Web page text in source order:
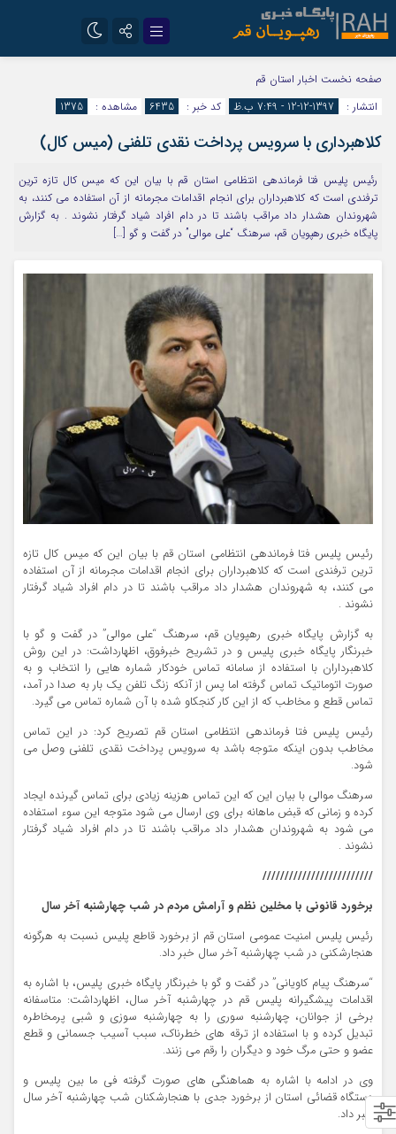
تلگرام
ایتا
صفحه نخست اخبار استان قم
انتشار :
1397-12-12 - 7:49 ب.ظ کد خبر : 6435 مشاهده : 1375
کلاهبرداري با سرويس پرداخت نقدي تلفني (ميس کال)
رئيس پليس فتا فرماندهي انتظامي استان قم با بیان این که ميس کال تازه ترين
ترفندي است که کلاهبرداران براي انجام اقدامات مجرمانه از آن استفاده مي کنند، به
شهروندان هشدار داد مراقب باشند تا در دام افراد شياد گرفتار نشوند . به گزارش
پایگاه خبری رهپویان قم، سرهنگ “علي موالي” در گفت و گو […]
رئيس پليس فتا فرماندهي انتظامي استان قم با بیان این که ميس کال تازه
ترين ترفندي است که کلاهبرداران براي انجام اقدامات مجرمانه از آن استفاده
مي کنند، به شهروندان هشدار داد مراقب باشند تا در دام افراد شياد گرفتار
نشوند .
به گزارش پایگاه خبری رهپویان قم، سرهنگ “علي موالي” در گفت و گو با
خبرنگار پایگاه خبری پلیس و در تشریح خبرفوق، اظهارداشت: در اين روش
کلاهبرداران با استفاده از سامانه تماس خودکار شماره هايي را انتخاب و به
صورت اتوماتيک تماس گرفته اما پس از آنکه زنگ تلفن يک بار به صدا در آمد،
تماس قطع و مخاطب که از اين کار کنجکاو شده با آن شماره تماس مي گيرد.
رئيس پليس فتا فرماندهي انتظامي استان قم تصریح کرد: در این تماس
مخاطب بدون اينکه متوجه باشد به سرويس پرداخت نقدي تلفني وصل مي
شود.
سرهنگ موالی با بیان این که این تماس هزينه زيادي براي تماس گيرنده ايجاد
کرده و زماني که قبض ماهانه براي وي ارسال مي شود متوجه اين سوء استفاده
مي شود به شهروندان هشدار داد مراقب باشند تا در دام افراد شياد گرفتار
نشوند .
/////////////////////////
برخورد قانونی با مخلین نظم و آرامش مردم در شب چهارشنبه آخر سال
رئیس پلیس امنیت عمومی استان قم از برخورد قاطع پلیس نسبت به هرگونه
هنجارشکنی در شب چهارشنبه آخر سال خبر داد.
“سرهنگ پیام کاویانی” در گفت و گو با خبرنگار پایگاه خبری پلیس، با اشاره به
اقدامات پیشگیرانه پلیس قم در چهارشنبه آخر سال، اظهارداشت: متاسفانه
برخی از جوانان، چهارشنبه سوری را به چهارشنبه سوزی و شبی پرمخاطره
تبدیل کرده و با استفاده از ترقه های خطرناک، سبب آسیب جسمانی و قطع
عضو و حتی مرگ خود و دیگران را رقم می زنند.
وی در ادامه با اشاره به هماهنگی های صورت گرفته فی ما بین پلیس و
دستگاه قضائی استان از برخورد جدی با هنجارشکنان شب چهارشنبه آخر سال
خبر داد.